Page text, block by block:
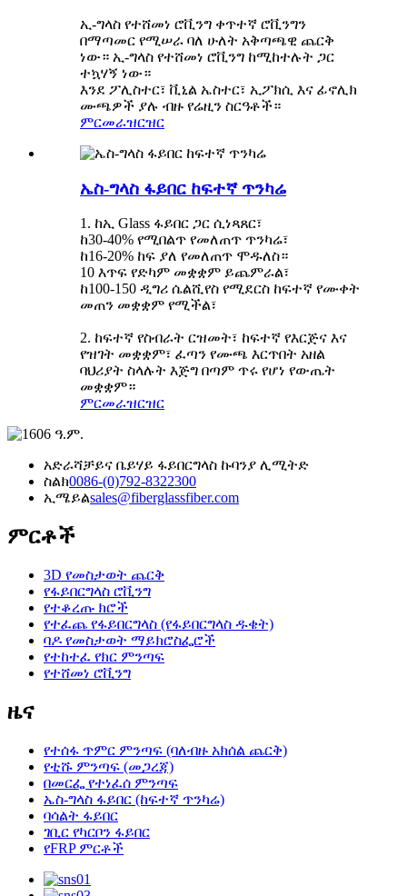
ኢ-ግላስ የተሸመነ ሮቪንግ ቀጥተኛ ሮቪንግን
በማጣመር የሚሠራ ባለ ሁለት አቅጣጫዊ ጨርቅ
ነው። ኢ-ግላስ የተሸመነ ሮቪንግ ከሚከተሉት ጋር
ተኳሃኝ ነው።
እንደ ፖሊስተር፣ ቪኒል ኤስተር፣ ኢፖክሲ እና ፊኖሊክ
ሙጫዎች ያሉ ብዙ የሬዚን ስርዓቶች።
ምርመራዝርዝር
ኤስ-ግላስ ፋይበር ከፍተኛ ጥንካሬ
1. ከኢ Glass ፋይበር ጋር ሲነጻጸር፣
ከ30-40% የሚበልጥ የመለጠጥ ጥንካሬ፣
ከ16-20% ከፍ ያለ የመለጠጥ ሞዱለስ።
10 እጥፍ የድካም መቋቋም ይጨምራል፣
ከ100-150 ዲግሪ ሴልሺየስ የሚደርስ ከፍተኛ የሙቀት
መጠን መቋቋም የሚችል፣
2. ከፍተኛ የስብራት ርዝመት፣ ከፍተኛ የእርጅና እና
የዝገት መቋቋም፣ ፈጣን የሙጫ እርጥበት አዘል
ባህሪያት ስላሉት እጅግ በጣም ጥሩ የሆነ የውጤት
መቋቋም።
ምርመራዝርዝር
አድራሻቻይና ቤይሃይ ፋይበርግላስ ኩባንያ ሊሚትድ
ስልክ0086-(0)792-8322300
ኢሜይልsales@fiberglassfiber.com
ምርቶች
3D የመስታወት ጨርቅ
የፋይበርግላስ ሮቪንግ
የተቆረጡ ክሮች
የተፈጨ የፋይበርግላስ (የፋይበርግላስ ዱቄት)
ባዶ የመስታወት ማይክሮስፌሮች
የተከተፈ የክር ምንጣፍ
የተሸመነ ሮቪንግ
ዜና
የተሰፋ ጥምር ምንጣፍ (ባለብዙ አክሰል ጨርቅ)
የቲሹ ምንጣፍ (መጋረጃ)
በመርፌ የተነፈሰ ምንጣፍ
ኤስ-ግላስ ፋይበር (ከፍተኛ ጥንካሬ)
ባሳልት ፋይበር
ገቢር የካርቦን ፋይበር
የFRP ምርቶች